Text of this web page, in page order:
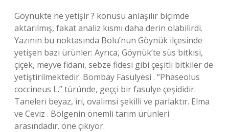
Göynükte ne yetişir ? konusu anlaşılır biçimde
aktarılmış, fakat analiz kısmı daha derin olabilirdi.
Yazının bu noktasında Bolu’nun Göynük ilçesinde
yetişen bazı ürünler: Ayrıca, Göynük’te süs bitkisi,
çiçek, meyve fidanı, sebze fidesi gibi çeşitli bitkiler de
yetiştirilmektedir. Bombay Fasulyesi . “Phaseolus
coccineus L.” türünde, geççi bir fasulye çeşididir.
Taneleri beyaz, iri, ovalimsi şekilli ve parlaktır. Elma
ve Ceviz . Bölgenin önemli tarım ürünleri
arasındadır. öne çıkıyor.